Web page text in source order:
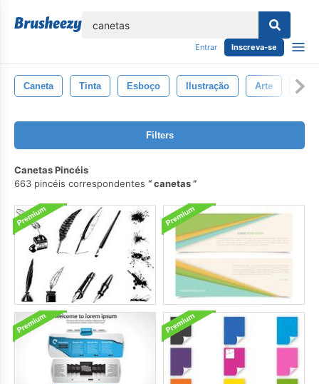
Entrar Inscreva-se
Caneta Tinta Esboço Ilustração Arte
Filters
Canetas Pincéis
663 pincéis correspondentes
canetas